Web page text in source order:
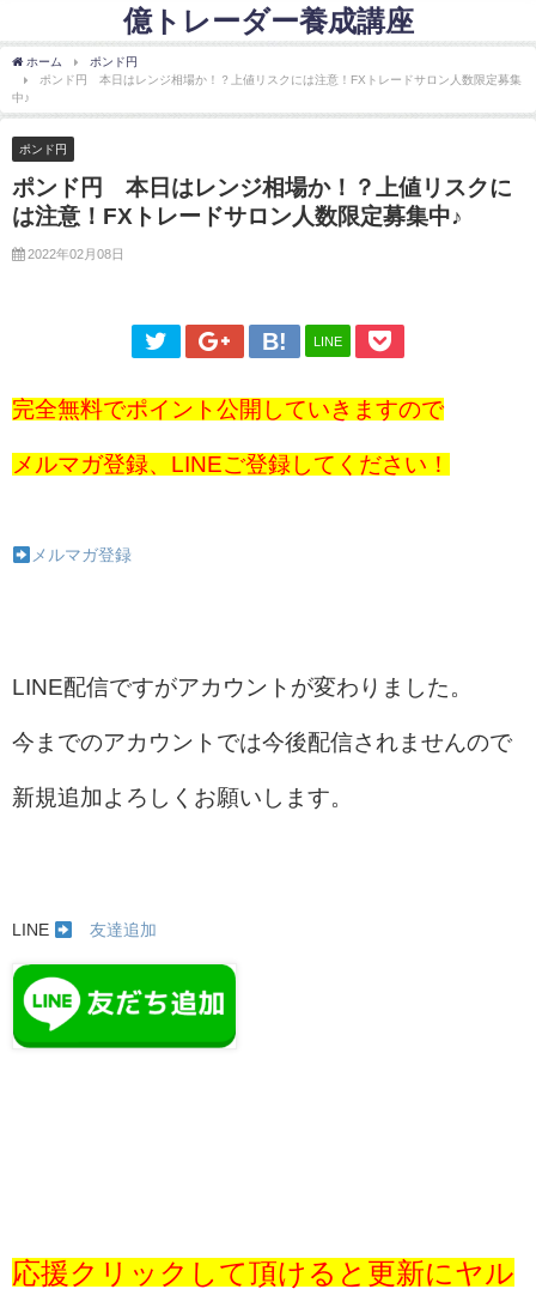
億トレーダー養成講座
ホーム
ポンド円
ポンド円 本日はレンジ相場か！？上値リスクには注意！FXトレードサロン人数限定募集
中♪
ポンド円
ポンド円 本日はレンジ相場か！？上値リスクに
は注意！FXトレードサロン人数限定募集中♪
2022年02月08日
LINE
完全無料でポイント公開していきますので
メルマガ登録、LINEご登録してください！
メルマガ登録
LINE配信ですがアカウントが変わりました。
今までのアカウントでは今後配信されませんので
新規追加よろしくお願いします。
LINE 友達追加
応援クリックして頂けると更新にヤル